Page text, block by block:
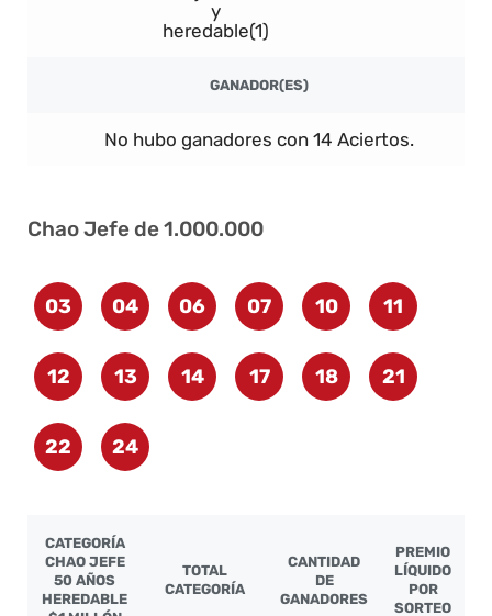
y
heredable(1)
GANADOR(ES)
No hubo ganadores con 14 Aciertos.
Chao Jefe de 1.000.000
03 04 06 07 10 11
12 13 14 17 18 21
22 24
CATEGORÍA
CHAO JEFE
50 AÑOS
HEREDABLE
TOTAL
CATEGORÍA
CANTIDAD
DE
GANADORES
PREMIO
LÍQUIDO
POR
SORTEO